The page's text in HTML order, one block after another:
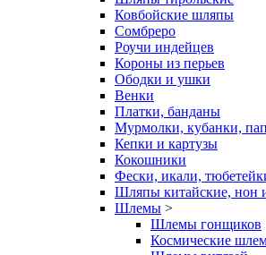
Ковбойские шляпы
Сомбреро
Роучи индейцев
Короны из перьев
Ободки и ушки
Венки
Платки, банданы
Мурмолки, кубанки,
Кепки и картузы
Кокошники
Фески, икали,
Шляпы китайские, нон
Шлемы >
Шлемы гонщиков
Космические